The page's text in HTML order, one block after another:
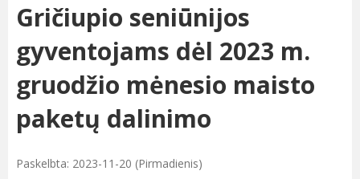
Gričiupio seniūnijos
gyventojams dėl 2023 m.
gruodžio mėnesio maisto
paketų dalinimo
Paskelbta: 2023-11-20 (Pirmadienis)